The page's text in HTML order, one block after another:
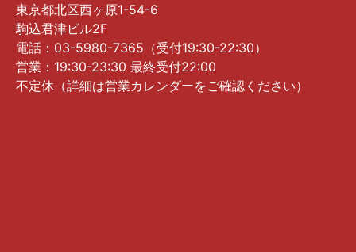
東京都北区西ヶ原1-54-6
駒込君津ビル2F
電話：03-5980-7365（受付19:30-22:30）
営業：19:30-23:30 最終受付22:00
不定休（詳細は営業カレンダーをご確認ください）